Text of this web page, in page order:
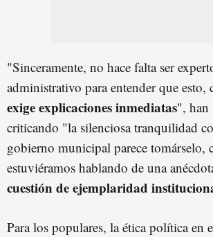
"Sinceramente, no hace falta ser
administrativo para entender que
exige explicaciones inmediatas", han
criticando "la silenciosa tranquilidad
gobierno municipal parece tomárselo,
estuviéramos hablando de una
cuestión de ejemplaridad
Para los populares, la ética política en